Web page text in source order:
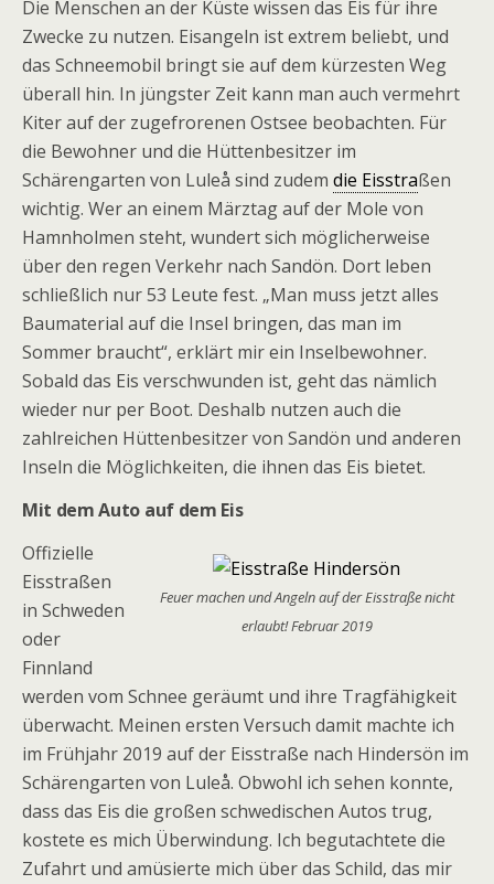
Die Menschen an der Küste wissen das Eis für ihre
Zwecke zu nutzen. Eisangeln ist extrem beliebt, und
das Schneemobil bringt sie auf dem kürzesten Weg
überall hin. In jüngster Zeit kann man auch vermehrt
Kiter auf der zugefrorenen Ostsee beobachten. Für
die Bewohner und die Hüttenbesitzer im
Schärengarten von Luleå sind zudem die Eisstraßen
wichtig. Wer an einem Märztag auf der Mole von
Hamnholmen steht, wundert sich möglicherweise
über den regen Verkehr nach Sandön. Dort leben
schließlich nur 53 Leute fest. „Man muss jetzt alles
Baumaterial auf die Insel bringen, das man im
Sommer braucht“, erklärt mir ein Inselbewohner.
Sobald das Eis verschwunden ist, geht das nämlich
wieder nur per Boot. Deshalb nutzen auch die
zahlreichen Hüttenbesitzer von Sandön und anderen
Inseln die Möglichkeiten, die ihnen das Eis bietet.
Mit dem Auto auf dem Eis
Feuer machen und Angeln auf der Eisstraße nicht
erlaubt! Februar 2019
Offizielle
Eisstraßen
in Schweden
oder
Finnland
werden vom Schnee geräumt und ihre Tragfähigkeit
überwacht. Meinen ersten Versuch damit machte ich
im Frühjahr 2019 auf der Eisstraße nach Hindersön im
Schärengarten von Luleå. Obwohl ich sehen konnte,
dass das Eis die großen schwedischen Autos trug,
kostete es mich Überwindung. Ich begutachtete die
Zufahrt und amüsierte mich über das Schild, das mir